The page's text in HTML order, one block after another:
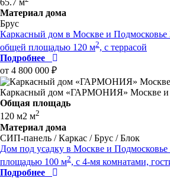
65.7 м
Материал дома
Брус
Каркасный дом в Москве и Подмосковье
общей площадью 120 м2, с террасой
Подробнее
от 4 800 000 ₽
Каркасный дом «ГАРМОНИЯ» Москве и
Общая площадь
120 м2 м2
Материал дома
СИП-панель / Каркас / Брус / Блок
Дом под усадку в Москве и
площадью 100 м2, c 4-мя комнатами,
Подробнее